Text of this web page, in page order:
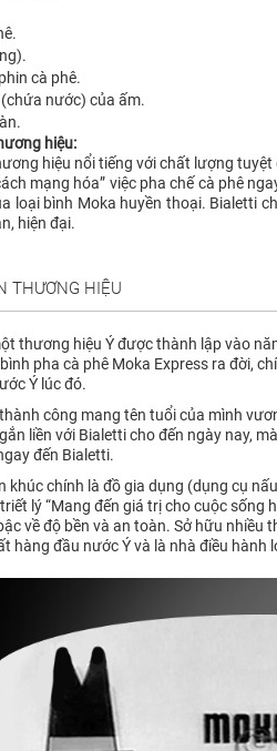
cà phê.
nước) của ấm.
hiệu:
hiệu nổi tiếng với chất lượng
mạng hóa” việc pha chế cà phê
loại bình Moka huyền thoại. Bialetti
hiện đại.
THƯƠNG HIỆU
thương hiệu Ý được thành lập vào
pha cà phê Moka Express ra đời,
Ý lúc đó.
công mang tên tuổi của mình
liền với Bialetti cho đến ngày nay,
đến Bialetti.
khúc chính là đồ gia dụng (dụng cụ
lý “Mang đến giá trị cho cuộc
về độ bền và an toàn. Sở hữu nhiều
hàng đầu nước Ý và là nhà điều hành